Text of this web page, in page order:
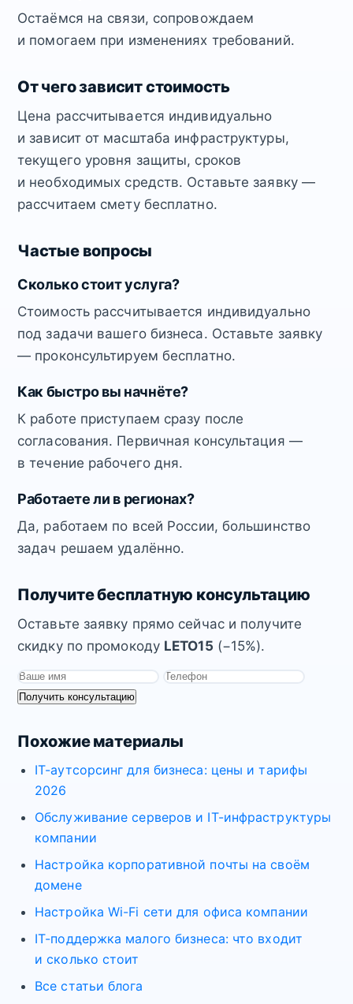
Остаёмся на связи, сопровождаем
и помогаем при изменениях требований.
От чего зависит стоимость
Цена рассчитывается индивидуально
и зависит от масштаба инфраструктуры,
текущего уровня защиты, сроков
и необходимых средств. Оставьте заявку —
рассчитаем смету бесплатно.
Частые вопросы
Сколько стоит услуга?
Стоимость рассчитывается индивидуально
под задачи вашего бизнеса. Оставьте заявку
— проконсультируем бесплатно.
Как быстро вы начнёте?
К работе приступаем сразу после
согласования. Первичная консультация —
в течение рабочего дня.
Работаете ли в регионах?
Да, работаем по всей России, большинство
задач решаем удалённо.
Получите бесплатную консультацию
Оставьте заявку прямо сейчас и получите
скидку по промокоду LETO15 (−15%).
Получить консультацию
Похожие материалы
IT-аутсорсинг для бизнеса: цены и тарифы
2026
Обслуживание серверов и IT-инфраструктуры
компании
Настройка корпоративной почты на своём
домене
Настройка Wi-Fi сети для офиса компании
IT-поддержка малого бизнеса: что входит
и сколько стоит
Все статьи блога